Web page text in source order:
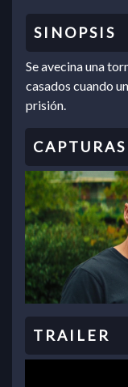
Se avecina una
casados cuando
prisión.